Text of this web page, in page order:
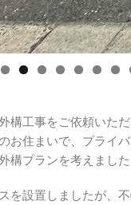
構工事をご依頼いただ
お住まいで、プライ
構プランを考えました
を設置しましたが、